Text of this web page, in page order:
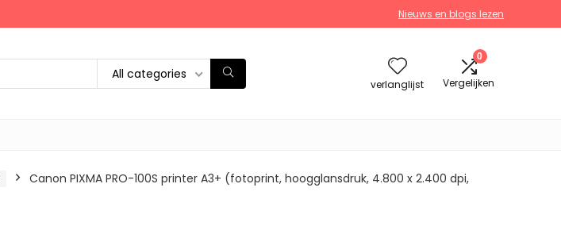
Nieuws en blogs lezen
All categories
verlanglijst
0
Vergelijken
Canon PIXMA PRO-100S printer A3+ (fotoprint, hoogglansdruk, 4.800 x 2.400 dpi,